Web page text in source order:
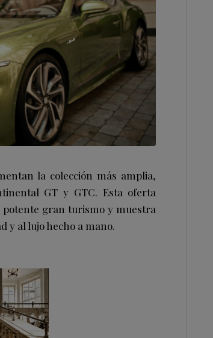
la colección más amplia,
GT y GTC. Esta oferta
potente gran turismo y muestra
y al lujo hecho a mano.